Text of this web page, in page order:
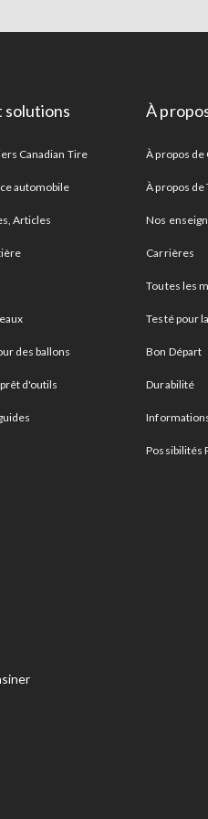
solutions
Canadian Tire
automobile
Articles
des ballons
d'outils
À
À propos de
À propos de
Nos
Carrières
Toutes les
Testé pour
Bon Départ
Durabilité
Possibilités